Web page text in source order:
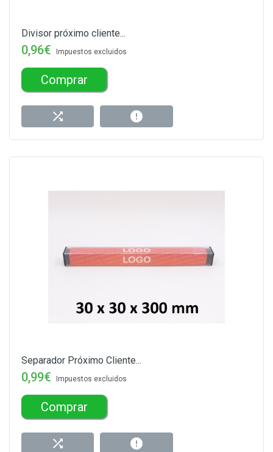
Divisor próximo cliente...
0,96€ Impuestos excluidos
Comprar
Separador Próximo Cliente...
0,99€ Impuestos excluidos
Comprar